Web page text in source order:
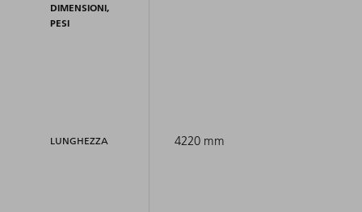
DIMENSIONI,
PESI
LUNGHEZZA 4220 mm